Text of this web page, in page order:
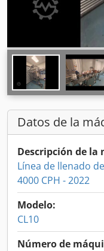
Datos de la
Descripción de la
Línea de llenado
4000 CPH - 2022
Modelo:
CL10
Número de